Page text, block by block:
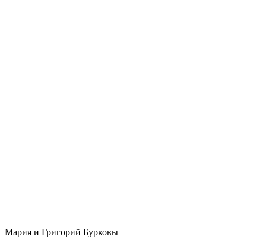
Мария и Григорий Бурковы